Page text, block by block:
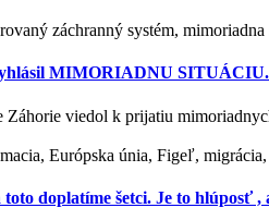
záchranný systém,
MIMORIADNU SITUÁCIU.
Záhorie viedol k prijatiu
Európska únia, Figeľ,
doplatíme šetci. Je to hlúposť ,